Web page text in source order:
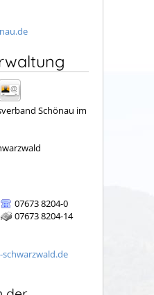
Schönau im
07673 8204-0
07673 8204-14